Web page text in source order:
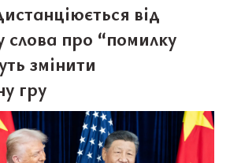
від
слова про “помилку
змінити
гру